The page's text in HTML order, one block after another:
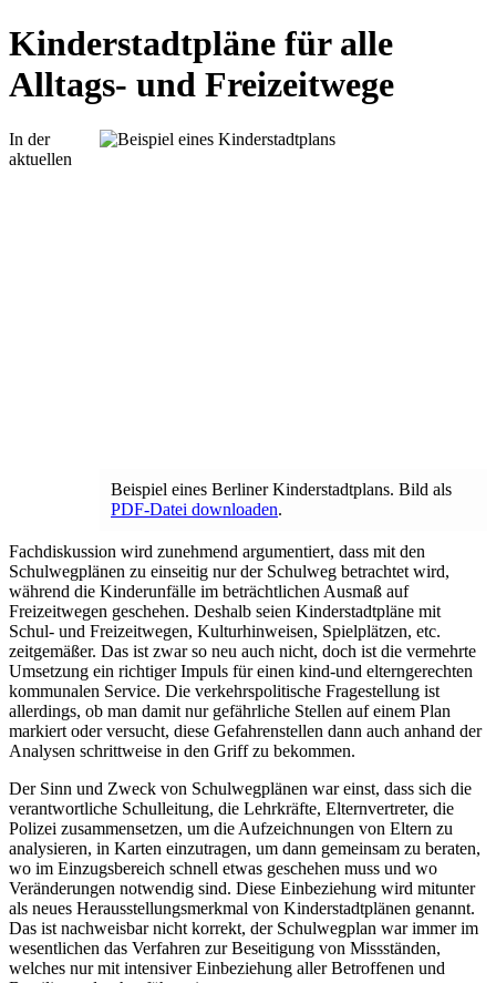
Kinderstadtpläne für alle
Alltags- und Freizeitwege
Beispiel eines Berliner Kinderstadtplans. Bild als
PDF-Datei downloaden.
In der
aktuellen
Fachdiskussion wird zunehmend argumentiert, dass mit den
Schulwegplänen zu einseitig nur der Schulweg betrachtet wird,
während die Kinderunfälle im beträchtlichen Ausmaß auf
Freizeitwegen geschehen. Deshalb seien Kinderstadtpläne mit
Schul- und Freizeitwegen, Kulturhinweisen, Spielplätzen, etc.
zeitgemäßer. Das ist zwar so neu auch nicht, doch ist die vermehrte
Umsetzung ein richtiger Impuls für einen kind-und elterngerechten
kommunalen Service. Die verkehrspolitische Fragestellung ist
allerdings, ob man damit nur gefährliche Stellen auf einem Plan
markiert oder versucht, diese Gefahrenstellen dann auch anhand der
Analysen schrittweise in den Griff zu bekommen.
Der Sinn und Zweck von Schulwegplänen war einst, dass sich die
verantwortliche Schulleitung, die Lehrkräfte, Elternvertreter, die
Polizei zusammensetzen, um die Aufzeichnungen von Eltern zu
analysieren, in Karten einzutragen, um dann gemeinsam zu beraten,
wo im Einzugsbereich schnell etwas geschehen muss und wo
Veränderungen notwendig sind. Diese Einbeziehung wird mitunter
als neues Herausstellungsmerkmal von Kinderstadtplänen genannt.
Das ist nachweisbar nicht korrekt, der Schulwegplan war immer im
wesentlichen das Verfahren zur Beseitigung von Missständen,
welches nur mit intensiver Einbeziehung aller Betroffenen und